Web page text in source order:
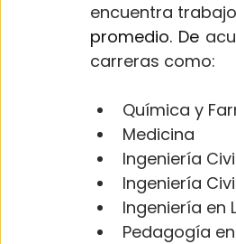
promedio. De
carreras como:
Química y
Medicina
Ingeniería
Ingeniería
Ingeniería en
Pedagogía